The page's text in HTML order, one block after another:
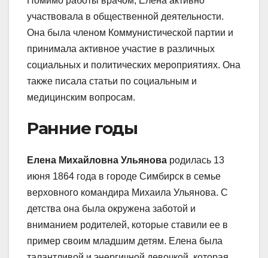
участвовала в общественной деятельности.
Она была членом Коммунистической партии и
принимала активное участие в различных
социальных и политических мероприятиях. Она
также писала статьи по социальным и
медицинским вопросам.
Ранние годы
Елена Михайловна Ульянова родилась 13
июня 1864 года в городе Симбирск в семье
верховного командира Михаила Ульянова. С
детства она была окружена заботой и
вниманием родителей, которые ставили ее в
пример своим младшим детям. Елена была